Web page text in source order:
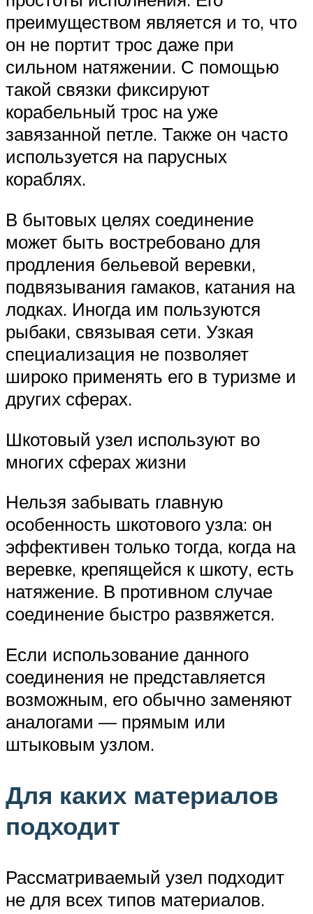
преимуществом является и то, что
он не портит трос даже при
сильном натяжении. С помощью
такой связки фиксируют
корабельный трос на уже
завязанной петле. Также он часто
используется на парусных
кораблях.
В бытовых целях соединение
может быть востребовано для
продления бельевой веревки,
подвязывания гамаков, катания на
лодках. Иногда им пользуются
рыбаки, связывая сети. Узкая
специализация не позволяет
широко применять его в туризме и
других сферах.
Шкотовый узел используют во
многих сферах жизни
Нельзя забывать главную
особенность шкотового узла: он
эффективен только тогда, когда на
веревке, крепящейся к шкоту, есть
натяжение. В противном случае
соединение быстро развяжется.
Если использование данного
соединения не представляется
возможным, его обычно заменяют
аналогами — прямым или
штыковым узлом.
Для каких материалов
подходит
Рассматриваемый узел подходит
не для всех типов материалов.